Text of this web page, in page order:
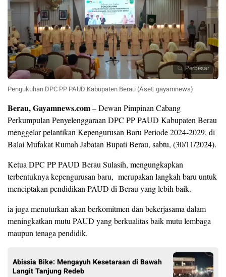
Perbesar
Pengukuhan DPC PP PAUD Kabupaten Berau (Aset: gayamnews)
Berau, Gayamnews.com– Dewan Pimpinan Cabang
Perkumpulan Penyelenggaraan DPC PP PAUD Kabupaten Berau
menggelar pelantikan Kepengurusan Baru Periode 2024-2029, di
Balai Mufakat Rumah Jabatan Bupati Berau, sabtu, (30/11/2024).
Ketua DPC PP PAUD Berau Sulasih, mengungkapkan
terbentuknya kepengurusan baru, merupakan langkah baru untuk
menciptakan pendidikan PAUD di Berau yang lebih baik.
ia juga menuturkan akan berkomitmen dan bekerjasama dalam
meningkatkan mutu PAUD yang berkualitas baik mutu lembaga
maupun tenaga pendidik.
Abissia Bike: Mengayuh Kesetaraan di Bawah
Langit Tanjung Redeb